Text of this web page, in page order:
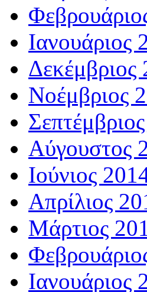
Ιανουάριος
Δεκέμβριος
Νοέμβριος
Αύγουστος
Ιούνιος
Απρίλιος
Μάρτιος
Ιανουάριος